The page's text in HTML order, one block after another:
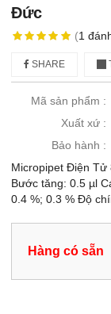
Đức
(1
SHARE
Mã sản phẩm :
Xuất xứ :
Bảo hành :
Micropipet Điện Tử
Bước tăng: 0.5 µl
0.4 %; 0.3 % Độ
Hàng có sẵn